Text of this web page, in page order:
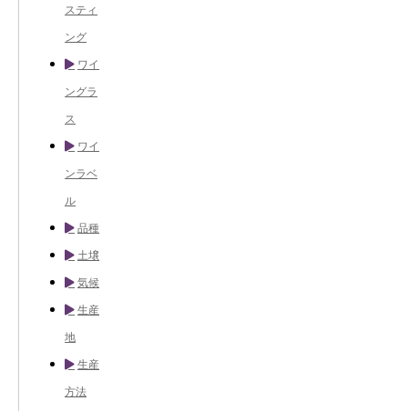
スティ
ング
ワイ
ングラ
ス
ワイ
ンラベ
ル
品種
土壌
気候
生産
地
生産
方法